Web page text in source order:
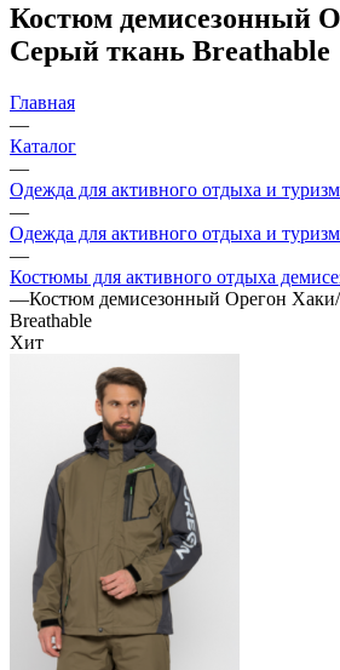
Костюм демисезонный
Серый ткань Breathable
Главная
—
Каталог
—
Одежда для активного отдыха и
—
Одежда для активного отдыха и
—
Костюмы для активного отдыха
—Костюм демисезонный Орегон
Breathable
Хит